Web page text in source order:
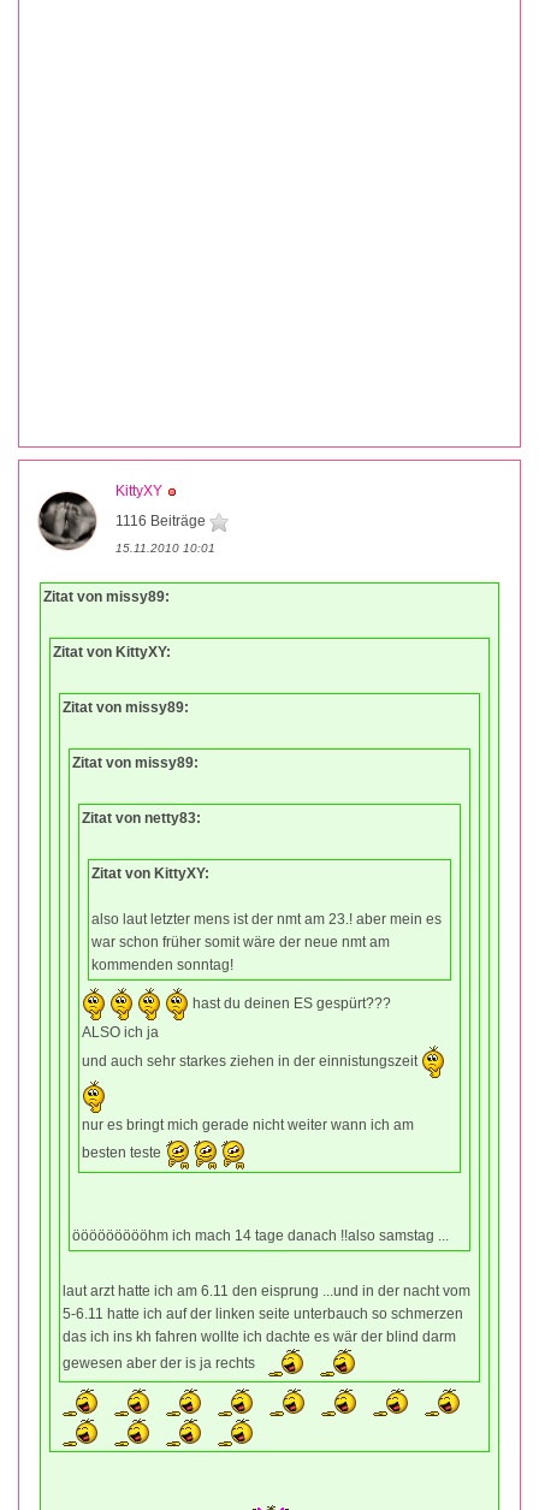
KittyXY
1116 Beiträge
15.11.2010 10:01
Zitat von missy89:
Zitat von KittyXY:
Zitat von missy89:
Zitat von missy89:
Zitat von netty83:
Zitat von KittyXY:
also laut letzter mens ist der nmt am 23.! aber mein es
war schon früher somit wäre der neue nmt am
kommenden sonntag!
hast du deinen ES gespürt???
ALSO ich ja
und auch sehr starkes ziehen in der einnistungszeit
nur es bringt mich gerade nicht weiter wann ich am
besten teste
öööööööööhm ich mach 14 tage danach !!also samstag ...
laut arzt hatte ich am 6.11 den eisprung ...und in der nacht vom
5-6.11 hatte ich auf der linken seite unterbauch so schmerzen
das ich ins kh fahren wollte ich dachte es wär der blind darm
gewesen aber der is ja rechts